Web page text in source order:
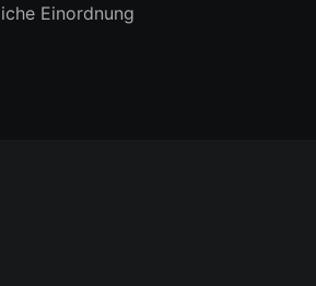
Einordnung